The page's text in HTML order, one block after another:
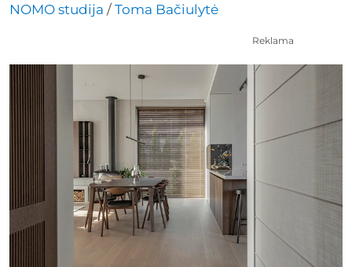
NOMO studija / Toma Bačiulytė
Reklama